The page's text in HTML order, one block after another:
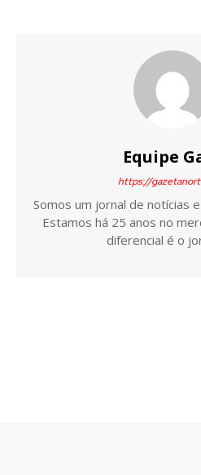
Equipe
https://
Somos um jornal de notícias
Estamos há 25 anos no
diferencial é o